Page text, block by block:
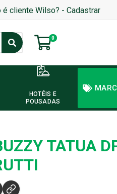
é cliente Wilso? - Cadastrar
0
HOTÉIS E
POUSADAS
TATUA